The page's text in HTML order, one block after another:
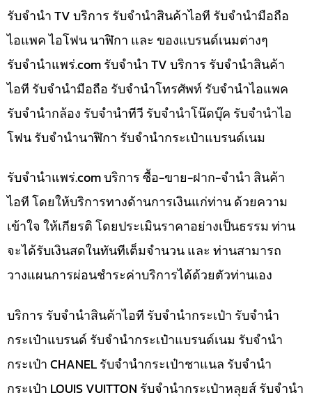
รับจำนำ TV บริการ รับจำนำสินค้าไอที รับจำนำมือถือ
ไอแพค ไอโฟน นาฬิกา และ ของแบรนด์เนมต่างๆ
รับจํานําแพร่.com รับจำนำ TV บริการ รับจำนำสินค้า
ไอที รับจำนำมือถือ รับจำนำโทรศัพท์ รับจำนำไอแพค
รับจำนำกล้อง รับจำนำทีวี รับจำนำโน๊ดบุ๊ค รับจำนำไอ
โฟน รับจำนำนาฬิกา รับจำนำกระเป๋าแบรนด์เนม
รับจํานําแพร่.com บริการ ซื้อ-ขาย-ฝาก-จำนำ สินค้า
ไอที โดยให้บริการทางด้านการเงินแก่ท่าน ด้วยความ
เข้าใจ ให้เกียรติ โดยประเมินราคาอย่างเป็นธรรม ท่าน
จะได้รับเงินสดในทันทีเต็มจำนวน และ ท่านสามารถ
วางแผนการผ่อนชำระค่าบริการได้ด้วยตัวท่านเอง
บริการ รับจำนำสินค้าไอที รับจำนำกระเป๋า รับจำนำ
กระเป๋าแบรนด์ รับจำนำกระเป๋าแบรนด์เนม รับจำนำ
กระเป๋า CHANEL รับจำนำกระเป๋าชาแนล รับจำนำ
กระเป๋า LOUIS VUITTON รับจำนำกระเป๋าหลุยส์ รับจำนำ